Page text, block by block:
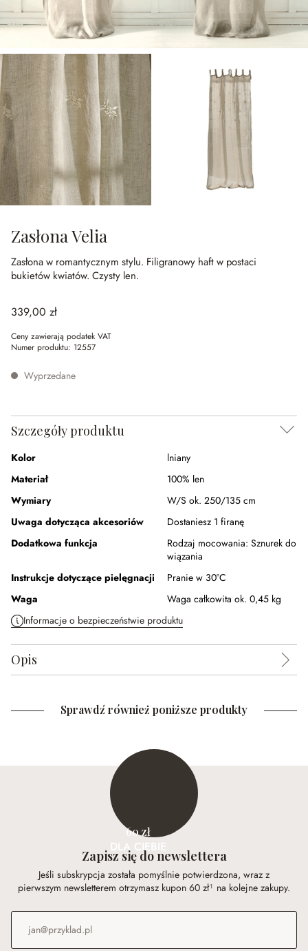
Zasłona Velia
Zasłona w romantycznym stylu. Filigranowy haft w postaci
bukietów kwiatów. Czysty len.
339,00 zł
Ceny zawierają podatek VAT
Numer produktu: 12557
Wyprzedane
Szczegóły produktu
Kolor
lniany
Materiał
100% len
Wymiary
W/S ok. 250/135 cm
Uwaga dotycząca akcesoriów
Dostaniesz 1 firanę
Dodatkowa funkcja
Rodzaj mocowania: Sznurek do
wiązania
Instrukcje dotyczące pielęgnacji
Pranie w 30°C
Waga
Waga całkowita ok. 0,45 kg
Informacje o bezpieczeństwie produktu
Opis
Sprawdź również poniższe produkty
60 zł
DLA CIEBIE
Zapisz się do newslettera
Jeśli subskrypcja została pomyślnie potwierdzona, wraz z
pierwszym newsletterem otrzymasz kupon 60 zł¹ na kolejne zakupy.
Adres e-mail